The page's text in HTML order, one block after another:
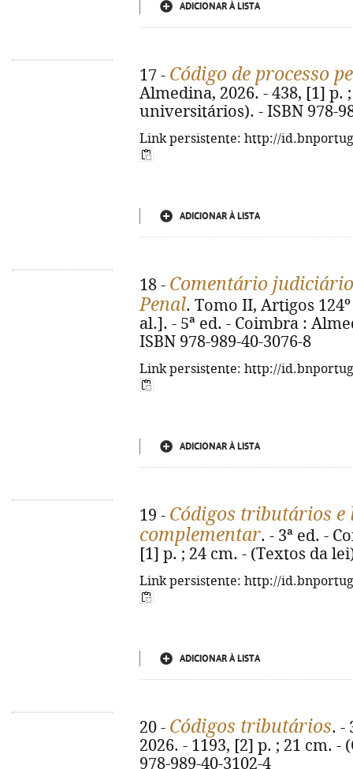
ADICIONAR À LISTA
17 - Código de processo
Almedina, 2026. - 438, [1] p.
universitários). - ISBN 978-
Link persistente: http://
ADICIONAR À LISTA
18 - Comentário
Penal. Tomo II, Artigos
al.]. - 5ª ed. - Coimbra :
ISBN 978-989-40-3076-8
Link persistente: http://
ADICIONAR À LISTA
19 - Códigos tributários e
complementar. - 3ª ed. -
[1] p. ; 24 cm. - (Textos da
Link persistente: http://
ADICIONAR À LISTA
20 - Códigos tributários. -
2026. - 1193, [2] p. ; 21 cm.
978-989-40-3102-4